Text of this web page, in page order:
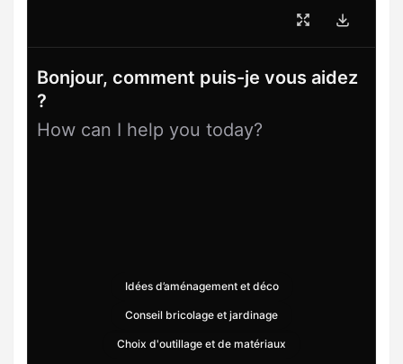
Bonjour, comment puis-je vous aidez
?
How can I help you today?
Idées d’aménagement et déco
Conseil bricolage et jardinage
Choix d'outillage et de matériaux